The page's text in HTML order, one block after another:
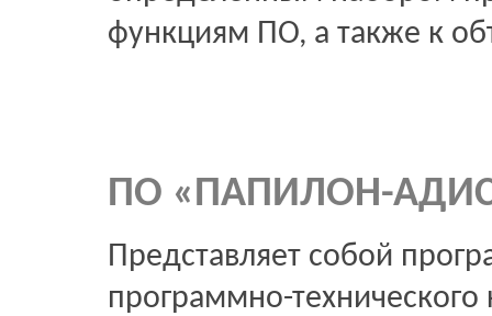
функциям ПО, а также к
ПО «ПАПИЛОН-АДИС-
Представляет собой
программно-